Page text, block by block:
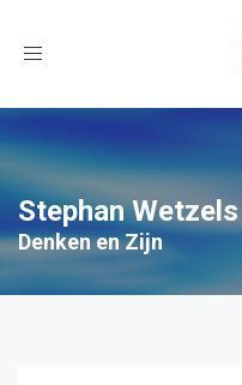
Toggle
Stephan Wetzels
Denken en Zijn